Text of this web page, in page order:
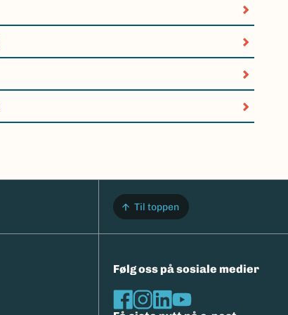
Til toppen
Følg oss på sosiale medier